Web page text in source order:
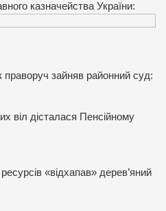
казначейства України:
зайняв районний суд:
віл дісталася Пенсійному
«відхапав» дерев’яний